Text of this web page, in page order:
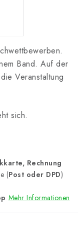
Band. Auf der
Veranstaltung
sich.
Rechnung
(Post oder DPD)
Mehr Informationen